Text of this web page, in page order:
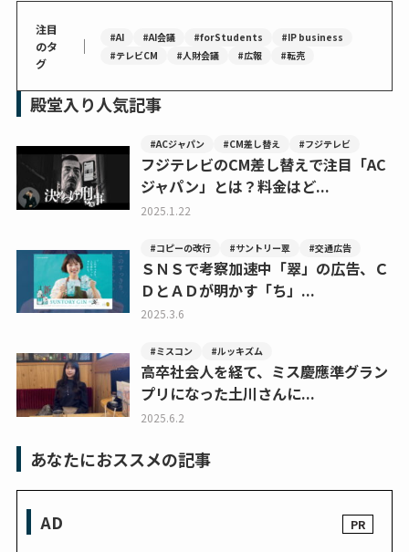
注目
のタ
グ
｜ #AI #AI会議 #forStudents
#IP business
#テレビCM
#人財会議 #広報 #転売
殿堂入り人気記事
#ACジャパン #CM差し替え #フジテレビ
フジテレビのCM差し替えで注目「AC
ジャパン」とは？料金はど...
2025.1.22
#コピーの改行 #サントリー翠 #交通広告
ＳＮＳで考察加速中「翠」の広告、Ｃ
ＤとＡＤが明かす「ち」...
2025.3.6
#ミスコン #ルッキズム
高卒社会人を経て、ミス慶應準グラン
プリになった土川さんに...
2025.6.2
あなたにおススメの記事
AD